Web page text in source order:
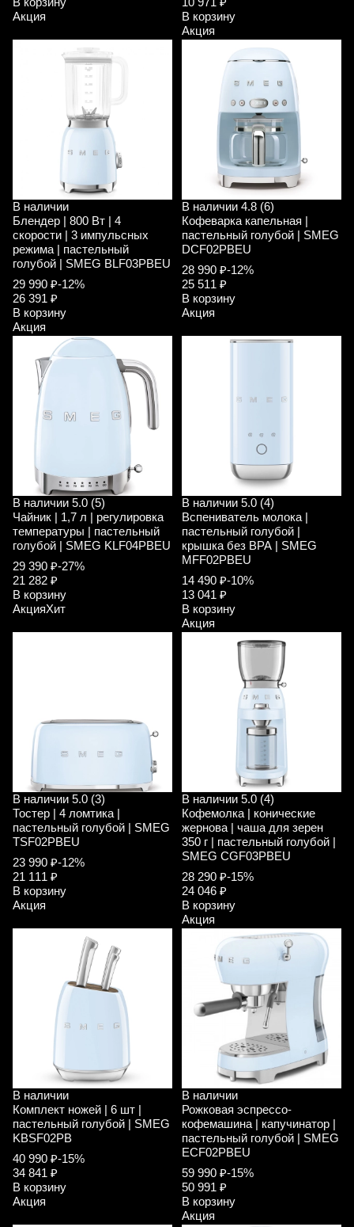
Акция
В корзину
Акция
В наличии
Блендер | 800 Вт | 4
скорости | 3 импульсных
режима | пастельный
голубой | SMEG BLF03PBEU
29 990 ₽-12%
26 391 ₽
В корзину
Акция
В наличии 4.8 (6)
Кофеварка капельная |
пастельный голубой | SMEG
DCF02PBEU
28 990 ₽-12%
25 511 ₽
В корзину
Акция
В наличии 5.0 (5)
Чайник | 1,7 л | регулировка
температуры | пастельный
голубой | SMEG KLF04PBEU
29 390 ₽-27%
21 282 ₽
В корзину
АкцияХит
В наличии 5.0 (4)
Вспениватель молока |
пастельный голубой |
крышка без ВРА | SMEG
MFF02PBEU
14 490 ₽-10%
13 041 ₽
В корзину
Акция
В наличии 5.0 (3)
Тостер | 4 ломтика |
пастельный голубой | SMEG
TSF02PBEU
23 990 ₽-12%
21 111 ₽
В корзину
Акция
В наличии 5.0 (4)
Кофемолка | конические
жернова | чаша для зерен
350 г | пастельный голубой |
SMEG CGF03PBEU
28 290 ₽-15%
24 046 ₽
В корзину
Акция
В наличии
Комплект ножей | 6 шт |
пастельный голубой | SMEG
KBSF02PB
40 990 ₽-15%
34 841 ₽
В корзину
Акция
В наличии
Рожковая эспрессо-
кофемашина | капучинатор |
пастельный голубой | SMEG
ECF02PBEU
59 990 ₽-15%
50 991 ₽
В корзину
Акция